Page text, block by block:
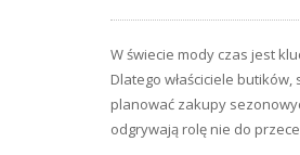
W świecie mody czas jest
Dlatego właściciele
planować zakupy
odgrywają rolę nie do